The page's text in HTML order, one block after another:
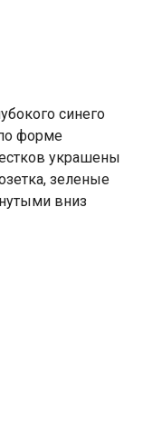
синего
форме
украшены
зеленые
вниз